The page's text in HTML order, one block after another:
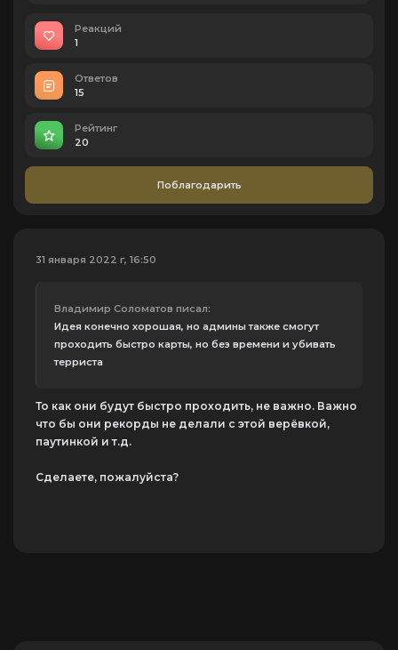
Реакций
1
Ответов
15
Рейтинг
20
Поблагодарить
31 января 2022 г, 16:50
Владимир Соломатов писал:
Идея конечно хорошая, но админы также смогут
проходить быстро карты, но без времени и убивать
терриста
То как они будут быстро проходить, не важно. Важно
что бы они рекорды не делали с этой верёвкой,
паутинкой и т.д.
Сделаете, пожалуйста?